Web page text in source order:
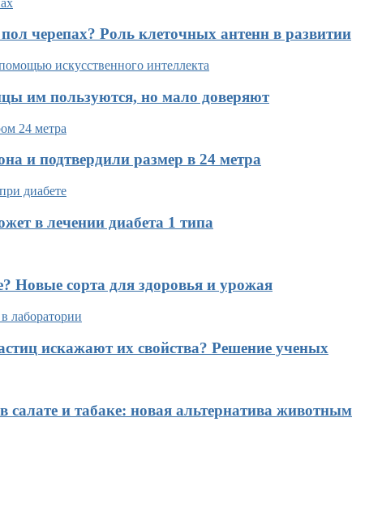
черепах? Роль клеточных антенн в развитии
им пользуются, но мало доверяют
и подтвердили размер в 24 метра
в лечении диабета 1 типа
Новые сорта для здоровья и урожая
искажают их свойства? Решение ученых
и табаке: новая альтернатива животным